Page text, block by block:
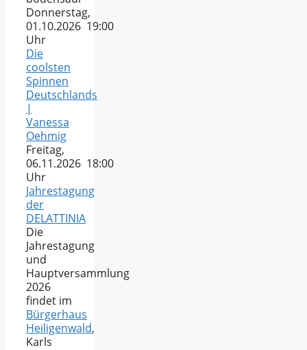
Donnerstag,
01.10.2026 19:00
Uhr
Die
coolsten
Spinnen
Deutschlands
|
Vanessa
Oehmig
Freitag,
06.11.2026 18:00
Uhr
Jahrestagung
der
DELATTINIA
Die
Jahrestagung
und
Hauptversammlung
2026
findet im
Bürgerhaus
Heiligenwald,
Karls